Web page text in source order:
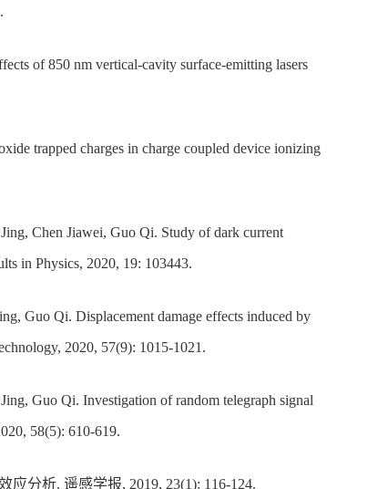
of 850 nm vertical-cavity surface-emitting lasers
trapped charges in charge coupled device ionizing
Chen Jiawei, Guo Qi. Study of dark current
in Physics, 2020, 19: 103443.
Guo Qi. Displacement damage effects induced by
2020, 57(9): 1015-1021.
Guo Qi. Investigation of random telegraph signal
58(5): 610-619.
分析. 遥感学报, 2019, 23(1): 116-124.